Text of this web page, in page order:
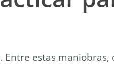
estas maniobras,